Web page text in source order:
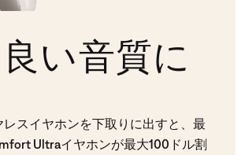
い音質に
レスイヤホンを下取りに出すと、最
Ultraイヤホンが最大100ドル割